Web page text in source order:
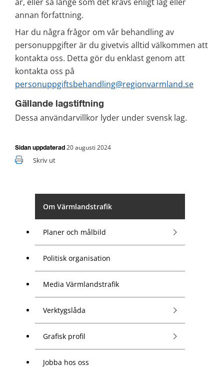
Om Värmlandstrafik
Planer och målbild
Politisk organisation
Media Värmlandstrafik
Verktygslåda
Grafisk profil
Jobba hos oss
annan författning.
Har du några frågor om vår behandling av
personuppgifter är du givetvis alltid välkommen att
kontakta oss. Detta gör du enklast genom att
personuppgiftsbehandling@regionvarmland.se
Gällande lagstiftning
Dessa användarvillkor lyder under svensk lag.
Sidan uppdaterad 20 augusti 2024
Skriv ut